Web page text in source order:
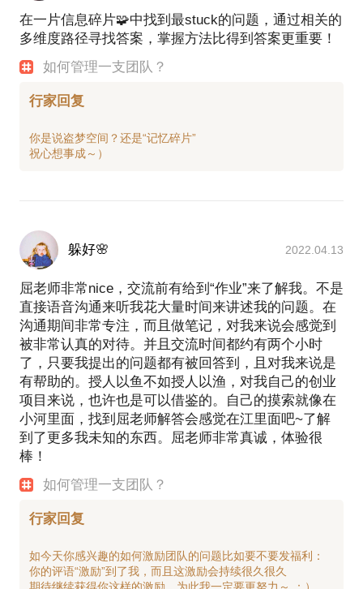
在一片信息碎片🧩中找到最stuck的问题，通过相关的
多维度路径寻找答案，掌握方法比得到答案更重要！
如何管理一支团队？
行家回复
你是说盗梦空间？还是“记忆碎片”
躲好🌸 2022.04.13
屈老师非常nice，交流前有给到“作业”来了解我。不是
直接语音沟通来听我花大量时间来讲述我的问题。在
沟通期间非常专注，而且做笔记，对我来说会感觉到
被非常认真的对待。并且交流时间都约有两个小时
了，只要我提出的问题都有被回答到，且对我来说是
有帮助的。授人以鱼不如授人以渔，对我自己的创业
项目来说，也许也是可以借鉴的。自己的摸索就像在
小河里面，找到屈老师解答会感觉在江里面吧~了解
到了更多我未知的东西。屈老师非常真诚，体验很
棒！
如何管理一支团队？
行家回复
如今天你感兴趣的如何激励团队的问题比如要不要发福利：
你的评语“激励”到了我，而且这激励会持续很久很久